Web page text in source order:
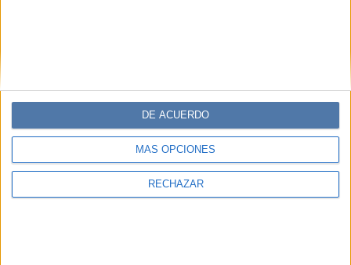
MÁS OPCIONES
RECHAZAR
DE ACUERDO